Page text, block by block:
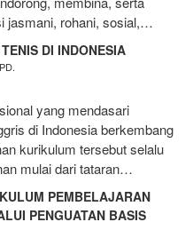
jasmani, rohani, sosial,…
DI INDONESIA
yang mendasari
di Indonesia berkembang
kurikulum tersebut selalu
mulai dari tataran…
PEMBELAJARAN
PENGUATAN BASIS